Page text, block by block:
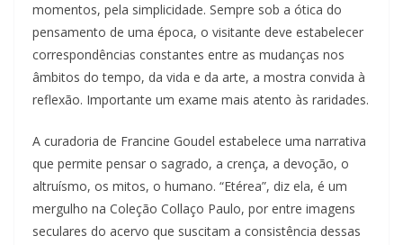
l
i
q
u
.
momentos, pela simplicidade. Sempre sob a ótica do
pensamento de uma época, o visitante deve estabelecer
correspondências constantes entre as mudanças nos
âmbitos do tempo, da vida e da arte, a mostra convida à
reflexão. Importante um exame mais atento às raridades.
A curadoria de Francine Goudel estabelece uma narrativa
que permite pensar o sagrado, a crença, a devoção, o
altruísmo, os mitos, o humano. “Etérea”, diz ela, é um
mergulho na Coleção Collaço Paulo, por entre imagens
seculares do acervo que suscitam a consistência dessas